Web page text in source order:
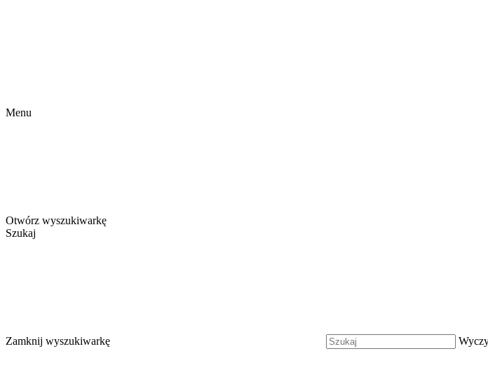
Menu
Otwórz wyszukiwarkę
Szukaj
Zamknij wyszukiwarkę